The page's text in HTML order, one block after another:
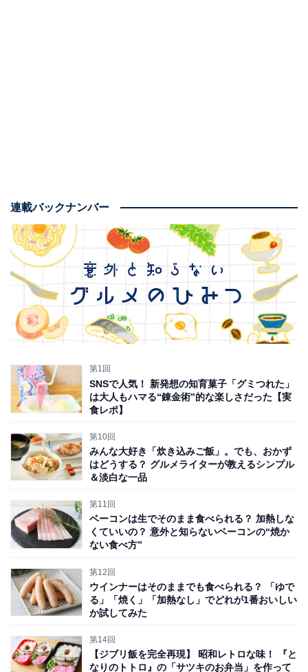
その後、フジモトに連れ戻されるものの、宗介に会いた
姿になり、大きくうねる波を飛び跳ねながら宗介を追い
かけるシーンは、1度見たら忘れられないほどインパク
トがありますよね。
連載バックナンバー
第1回
SNSで人気！ 新発想の知育菓子「グミつれた」
は大人もハマる“錬金術”的な楽しさだった【実
食レポ】
第10回
みんな大好き「炊き込みご飯」。でも、おかず
はどうする？ グルメライターが教えるシンプル
＆淡白な一品
第11回
ベーコンは生でそのまま食べられる？ 加熱しな
くていいの？ 意外と知らないベーコンの“焼か
ない食べ方”
第12回
ウインナーはそのままでも食べられる？ 「ゆで
る」「焼く」「加熱なし」でどれが1番おいしい
か試してみた
第14回
【ジブリ飯を完全再現】 昭和レトロな味！ 『と
なりのトトロ』の「サツキのお弁当」を作って